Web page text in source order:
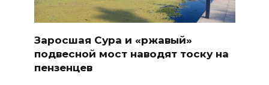
Заросшая Сура и «ржавый»
подвесной мост наводят тоску на
пензенцев